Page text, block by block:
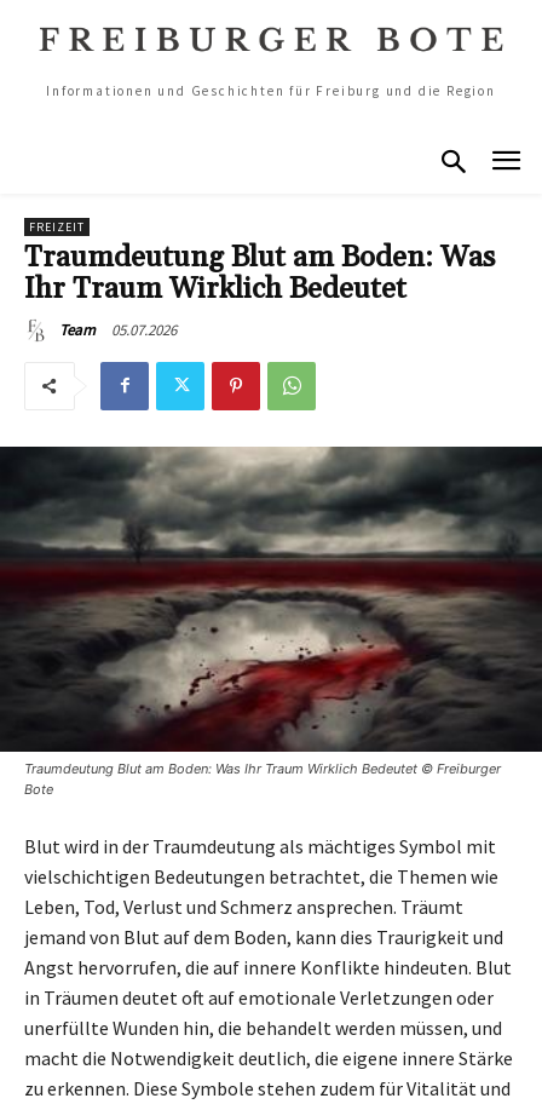
Informationen und Geschichten für Freiburg und die Region
FREIZEIT
Traumdeutung Blut am Boden: Was
Ihr Traum Wirklich Bedeutet
Team 05.07.2026
Traumdeutung Blut am Boden: Was Ihr Traum Wirklich Bedeutet © Freiburger
Bote
Blut wird in der Traumdeutung als mächtiges Symbol mit
vielschichtigen Bedeutungen betrachtet, die Themen wie
Leben, Tod, Verlust und Schmerz ansprechen. Träumt
jemand von Blut auf dem Boden, kann dies Traurigkeit und
Angst hervorrufen, die auf innere Konflikte hindeuten. Blut
in Träumen deutet oft auf emotionale Verletzungen oder
unerfüllte Wunden hin, die behandelt werden müssen, und
macht die Notwendigkeit deutlich, die eigene innere Stärke
zu erkennen. Diese Symbole stehen zudem für Vitalität und